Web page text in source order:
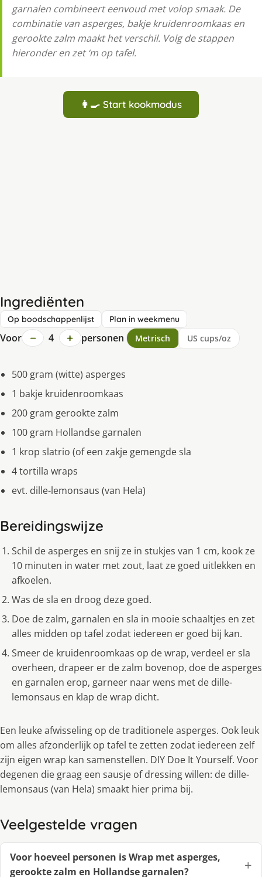
garnalen combineert eenvoud met volop smaak. De
combinatie van asperges, bakje kruidenroomkaas en
gerookte zalm maakt het verschil. Volg de stappen
hieronder en zet ‘m op tafel.
👩‍🍳 Start kookmodus
Ingrediënten
Op boodschappenlijst Plan in weekmenu
Voor − 4 + personen Metrisch US cups/oz
500 gram (witte) asperges
1 bakje kruidenroomkaas
200 gram gerookte zalm
100 gram Hollandse garnalen
1 krop slatrio (of een zakje gemengde sla
4 tortilla wraps
evt. dille-lemonsaus (van Hela)
Bereidingswijze
Schil de asperges en snij ze in stukjes van 1 cm, kook ze
10 minuten in water met zout, laat ze goed uitlekken en
afkoelen.
Was de sla en droog deze goed.
Doe de zalm, garnalen en sla in mooie schaaltjes en zet
alles midden op tafel zodat iedereen er goed bij kan.
Smeer de kruidenroomkaas op de wrap, verdeel er sla
overheen, drapeer er de zalm bovenop, doe de asperges
en garnalen erop, garneer naar wens met de dille-
lemonsaus en klap de wrap dicht.
Een leuke afwisseling op de traditionele asperges. Ook leuk
om alles afzonderlijk op tafel te zetten zodat iedereen zelf
zijn eigen wrap kan samenstellen. DIY Doe It Yourself. Voor
degenen die graag een sausje of dressing willen: de dille-
lemonsaus (van Hela) smaakt hier prima bij.
Veelgestelde vragen
Voor hoeveel personen is Wrap met asperges,
gerookte zalm en Hollandse garnalen?